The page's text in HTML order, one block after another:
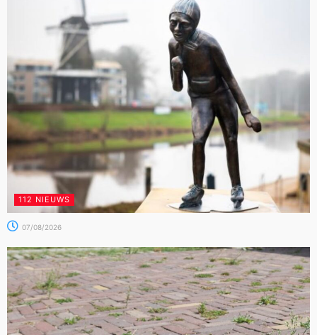
112 NIEUWS
07/08/2026